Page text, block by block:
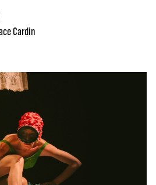
Cardin